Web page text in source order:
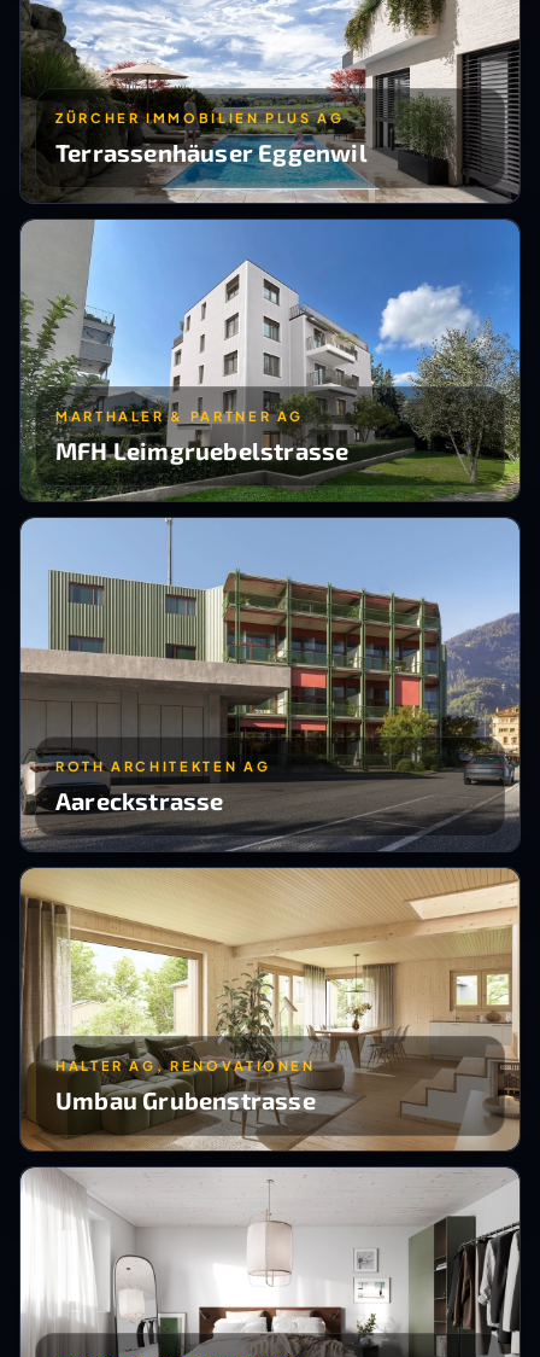
ZÜRCHER IMMOBILIEN PLUS AG
Terrassenhäuser Eggenwil
MARTHALER & PARTNER AG
MFH Leimgruebelstrasse
ROTH ARCHITEKTEN AG
Aareckstrasse
HALTER AG, RENOVATIONEN
Umbau Grubenstrasse